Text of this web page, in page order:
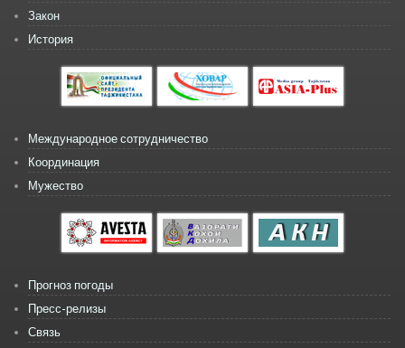
Закон
История
Международное сотрудничество
Координация
Мужество
Прогноз погоды
Пресс-релизы
Связь